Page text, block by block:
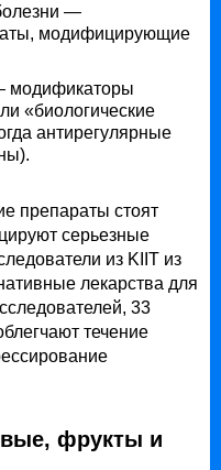
—
модифицирующие
модификаторы
«биологические
антирегулярные
препараты стоят
серьезные
из KIIT из
лекарства для
33
течение
фрукты и